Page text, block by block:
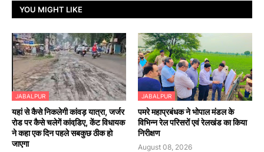
YOU MIGHT LIKE
JABALPUR
यहां से कैसे निकलेगी कांवड़ यात्रा, जर्जर
रोड पर कैसे चलेगें कांवडि़ए, केंट विधायक
ने कहा एक दिन पहले सबकुछ ठीक हो
जाएगा
JABALPUR
पमरे महाप्रबंधक ने भोपाल मंडल के
विभिन्न रेल परिसरों एवं रेलखंड का किया
निरीक्षण
August 08, 2026